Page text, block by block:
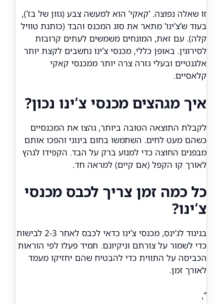
זו שאלה נפוצה. ‘קאקי’ הוא למעשה צבע (גוון של בז’),
בעוד ש’צ’ינו’ מתאר את סוג המכנס והבד (כותנת טוויל
קלה). עם זאת, המונחים משמשים לעתים קרובות
לסירוגין. באופן כללי, מכנסי צ’ינו נחשבים לקצת יותר
אלגנטיים ובעלי גזרה צרה יותר ממכנסי קאקי
קלאסיים.
איך מגהצים מכנסי צ’ינו נכון?
לקבלת התוצאה הטובה ביותר, גהצו את המכנסיים
כשהם מעט לחים. השתמשו בחום בינוני והפכו אותם
מבפנים החוצה כדי למנוע ברק על הבד. הקפידו לגהץ
לאורך קו הקפל (אם קיים) למראה חד.
כל כמה זמן צריך לכבס מכנסי
צ’ינו?
בניגוד לג’ינס, מכנסי צ’ינו כדאי לכבס לאחר 2-3 לבישות
כדי לשמור על צורתם וניקיונם. תמיד פעלו לפי הוראות
הכביסה על התווית כדי להבטיח שהם יחזיקו מעמד
לאורך זמן.
“,